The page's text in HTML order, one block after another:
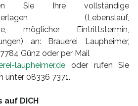
Sie Ihre vollständige
(Lebenslauf,
möglicher Eintrittstermin,
an: Brauerei Laupheimer,
Günz oder per Mail
laupheimer.de oder rufen Sie
unter 08336 7371.
auf DICH